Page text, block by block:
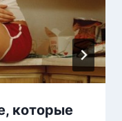
которые